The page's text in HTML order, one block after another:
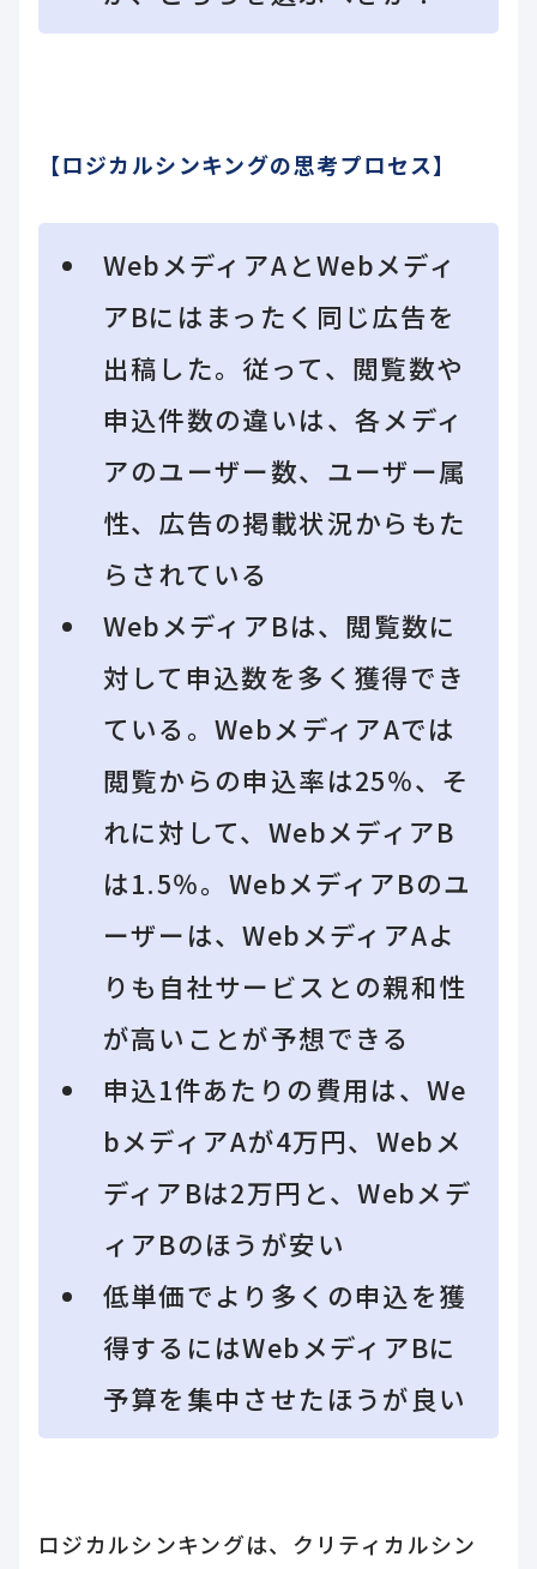
【ロジカルシンキングの思考プロセス】
WebメディアAとWebメディ
アBにはまったく同じ広告を
出稿した。従って、閲覧数や
申込件数の違いは、各メディ
アのユーザー数、ユーザー属
性、広告の掲載状況からもた
らされている
WebメディアBは、閲覧数に
対して申込数を多く獲得でき
ている。WebメディアAでは
閲覧からの申込率は25％、そ
れに対して、WebメディアB
は1.5％。WebメディアBのユ
ーザーは、WebメディアAよ
りも自社サービスとの親和性
が高いことが予想できる
申込1件あたりの費用は、We
bメディアAが4万円、Webメ
ディアBは2万円と、Webメデ
ィアBのほうが安い
低単価でより多くの申込を獲
得するにはWebメディアBに
予算を集中させたほうが良い
ロジカルシンキングは、クリティカルシン